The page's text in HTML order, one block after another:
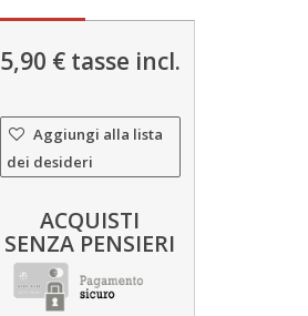
5,90 €tasse incl.
Aggiungi alla lista
dei desideri
ACQUISTI
SENZA PENSIERI